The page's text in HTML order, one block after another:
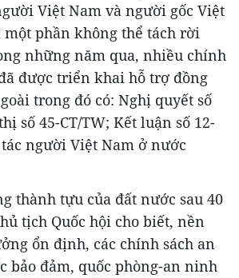
Việt Nam và người gốc Việt
phần không thể tách rời
những năm qua, nhiều chính
được triển khai hỗ trợ đồng
trong đó có: Nghị quyết số
số 45-CT/TW; Kết luận số 12-
người Việt Nam ở nước
thành tựu của đất nước sau 40
tịch Quốc hội cho biết, nền
ổn định, các chính sách an
bảo đảm, quốc phòng-an ninh